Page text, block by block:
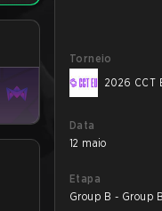
Torneio
2026 CCT
Data
12 maio
Etapa
Group B - Group B